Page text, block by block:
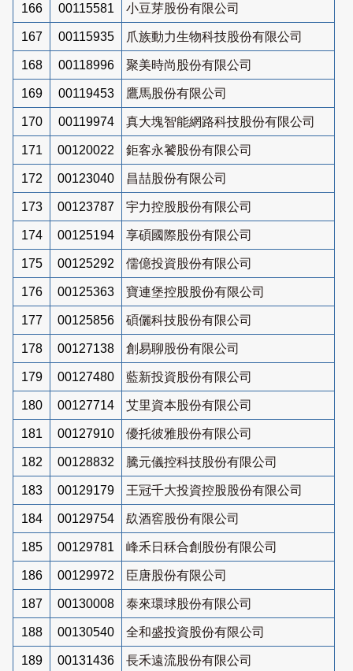
166 00115581 小豆芽股份有限公司
167 00115935 爪族動力生物科技股份有限公司
168 00118996 聚美時尚股份有限公司
169 00119453 鷹馬股份有限公司
170 00119974 真大塊智能網路科技股份有限公司
171 00120022 鉅客永饕股份有限公司
172 00123040 昌喆股份有限公司
173 00123787 宇力控股股份有限公司
174 00125194 享碩國際股份有限公司
175 00125292 儒億投資股份有限公司
176 00125363 寶連堡控股股份有限公司
177 00125856 碩儷科技股份有限公司
178 00127138 創易聊股份有限公司
179 00127480 藍新投資股份有限公司
180 00127714 艾里資本股份有限公司
181 00127910 優托彼雅股份有限公司
182 00128832 騰元儀控科技股份有限公司
183 00129179 王冠千大投資控股股份有限公司
184 00129754 镹酒窖股份有限公司
185 00129781 峰禾日秝合創股份有限公司
186 00129972 臣唐股份有限公司
187 00130008 泰來環球股份有限公司
188 00130540 全和盛投資股份有限公司
189 00131436 長禾遠流股份有限公司